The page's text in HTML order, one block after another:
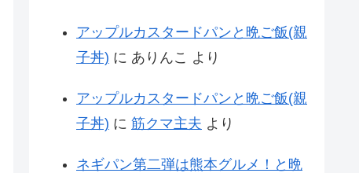
アップルカスタードパンと晩ご飯(親
子丼) に ありんこ より
アップルカスタードパンと晩ご飯(親
子丼) に 筋クマ主夫 より
ネギパン第二弾は熊本グルメ！と晩